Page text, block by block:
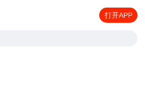
打开APP